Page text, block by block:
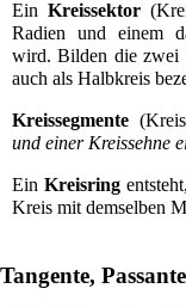
Ein Kreissektor
Radien und einem
wird. Bilden die zwei
auch als Halbkreis
Kreissegmente
und einer Kreissehne
Ein Kreisring
Kreis mit demselben
Tangente,